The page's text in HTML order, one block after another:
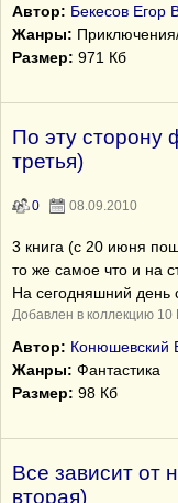
Автор: Бекесов Егор
Жанры:
Размер: 971 Кб
По эту сторону
третья)
0 08.09.2010
3 книга (с 20 июня
то же самое что и на
На сегодняшний день
Добавлен в коллекцию
Автор: Конюшевский
Жанры: Фантастика
Размер: 98 Кб
Все зависит от
вторая)